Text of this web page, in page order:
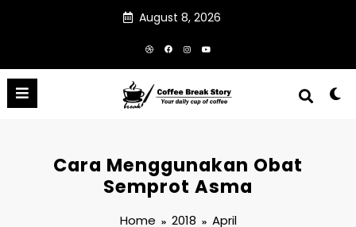
August 8, 2026
Cara Menggunakan Obat
Semprot Asma
Home 2018
April